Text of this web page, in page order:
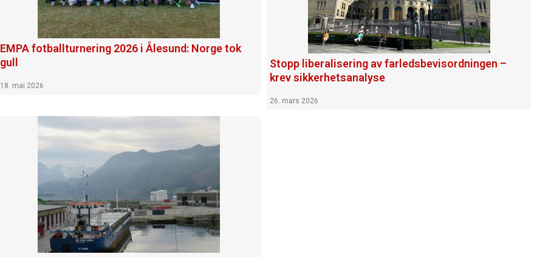
EMPA fotballturnering 2026 i Ålesund: Norge tok
gull
18. mai 2026
Stopp liberalisering av farledsbevisordningen –
krev sikkerhetsanalyse
26. mars 2026